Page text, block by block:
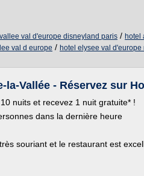
val d'europe disneyland paris / hotel
val d europe / hotel elysee val
la-Vallée - Réservez sur
nuits et recevez 1 nuit gratuite* !
dans la dernière heure
souriant et le restaurant est